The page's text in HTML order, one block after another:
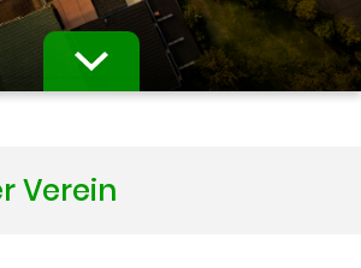
Info & Kontakt expand_more
Verein